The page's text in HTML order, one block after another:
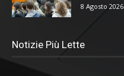
8 Agosto 2026
Notizie Più Lette